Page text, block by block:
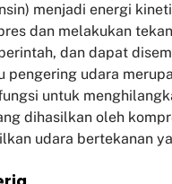
menjadi energi
dan melakukan
dan dapat
pengering udara
untuk
dihasilkan oleh
udara bertekanan